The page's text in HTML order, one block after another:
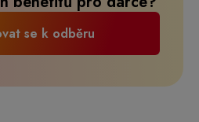
se k odběru